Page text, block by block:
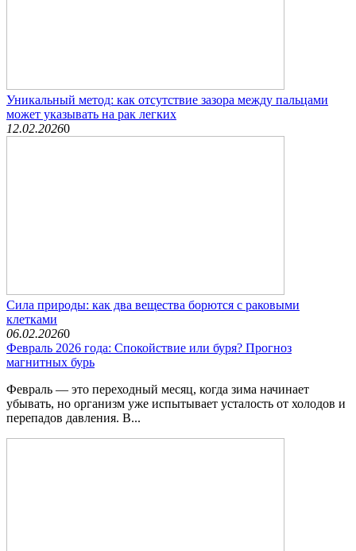
Уникальный метод: как отсутствие зазора между пальцами
может указывать на рак легких
12.02.20260
Сила природы: как два вещества борются с раковыми
клетками
06.02.20260
Февраль 2026 года: Спокойствие или буря? Прогноз
магнитных бурь
Февраль — это переходный месяц, когда зима начинает
убывать, но организм уже испытывает усталость от холодов и
перепадов давления. В...